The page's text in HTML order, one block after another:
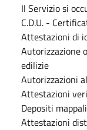
Il Servizio si
C.D.U. -
Attestazioni di
Autorizzazione
edilizie
Autorizzazioni
Attestazioni
Depositi
Attestazioni